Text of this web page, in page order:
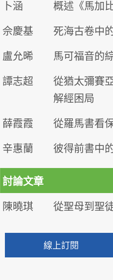
卜涵 概述《馬加
佘慶基 死海古卷中
盧允晞 馬可福音的
譚志超
從猶太彌賽
解經困局
薛霞霞 從羅馬書看
辛惠蘭 彼得前書中
討論文章
陳曉琪 從聖母到聖
線上訂閱